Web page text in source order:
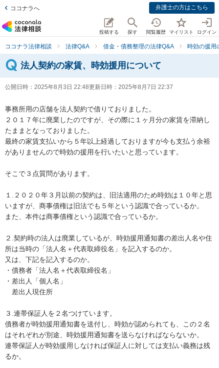
ココナラへ 弁護士の方はこちら
投稿する 探す 閲覧履歴 マイリスト ログイン
ココナラ法律相談 法律Q&A 借金・債務整理の法律Q&A 時効の援用
法人契約の家賃、時効援用について
公開日時： 2025年8月3日 22:48更新日時： 2025年8月7日 22:37
事務所用の店舗を法人契約で借りておりました。
２０１７年に廃業したのですが、その際に１ヶ月分の家賃を滞納し
たままとなっておりました。
最終の家賃支払いから５年以上経過しておりますが今も支払う余裕
がありませんので時効の援用を行いたいと思っています。
そこで３点質問があります。
１.２０２０年３月以前の契約は、旧法適用のため時効は１０年と思
いますが、商事債権は旧法でも５年という認識で合っているか。
また、本件は商事債権という認識で合っているか。
２.契約時の法人は廃業しているが、時効援用通知書の差出人名や住
所は当時の「法人名＋代表取締役名」を記入するのか。
又は、下記を記入するのか。
・債務者「法人名＋代表取締役名」
・差出人「個人名」
差出人現住所
３.連帯保証人を２名つけています。
債務者が時効援用通知書を送付し、時効が認められても、この２名
はそれぞれが別途、時効援用通知書を送らなければならないか。
連帯保証人が時効援用しなければ保証人に対しては支払い義務は残
るか。